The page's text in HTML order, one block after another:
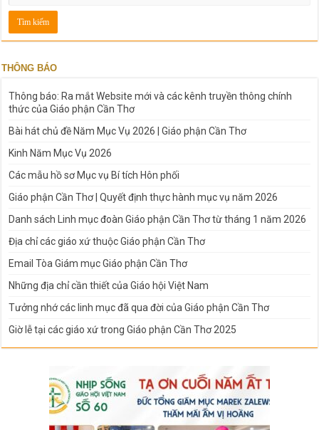
THÔNG BÁO
Thông báo: Ra mắt Website mới và các kênh truyền thông chính
thức của Giáo phận Cần Thơ
Bài hát chủ đề Năm Mục Vụ 2026 | Giáo phận Cần Thơ
Kinh Năm Mục Vụ 2026
Các mẫu hồ sơ Mục vụ Bí tích Hôn phối
Giáo phận Cần Thơ | Quyết định thực hành mục vụ năm 2026
Danh sách Linh mục đoàn Giáo phận Cần Thơ từ tháng 1 năm 2026
Địa chỉ các giáo xứ thuộc Giáo phận Cần Thơ
Email Tòa Giám mục Giáo phận Cần Thơ
Những địa chỉ cần thiết của Giáo hội Việt Nam
Tưởng nhớ các linh mục đã qua đời của Giáo phận Cần Thơ
Giờ lễ tại các giáo xứ trong Giáo phận Cần Thơ 2025